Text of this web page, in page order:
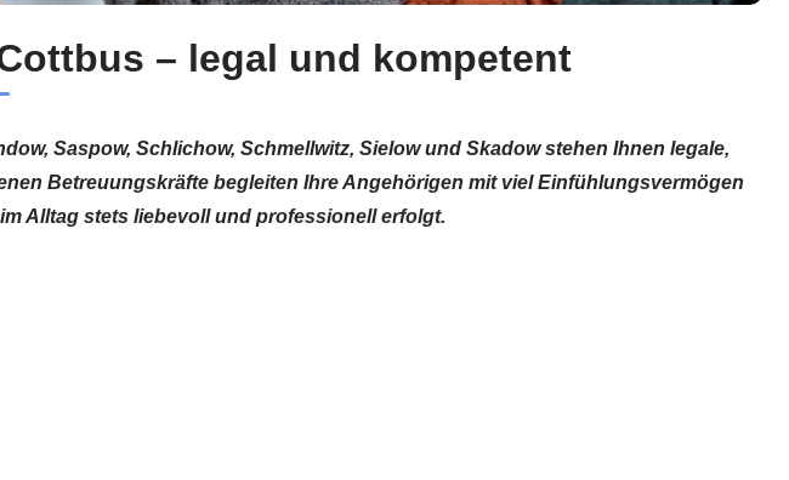
– legal und kompetent
Saspow, Schlichow, Schmellwitz, Sielow und Skadow stehen Ihnen legale,
Betreuungskräfte begleiten Ihre Angehörigen mit viel Einfühlungsvermögen
Alltag stets liebevoll und professionell erfolgt.